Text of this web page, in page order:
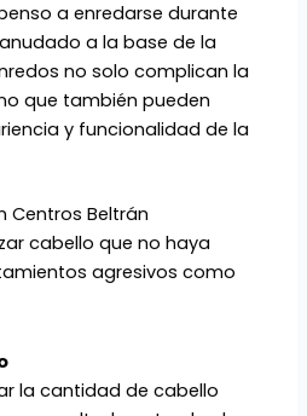
a enredarse durante
a la base de la
no solo complican la
que también pueden
y funcionalidad de la
Centros Beltrán
cabello que no haya
agresivos como
la cantidad de cabello